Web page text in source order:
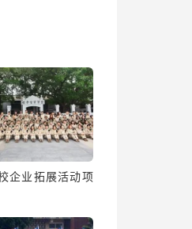
企业拓展活动项